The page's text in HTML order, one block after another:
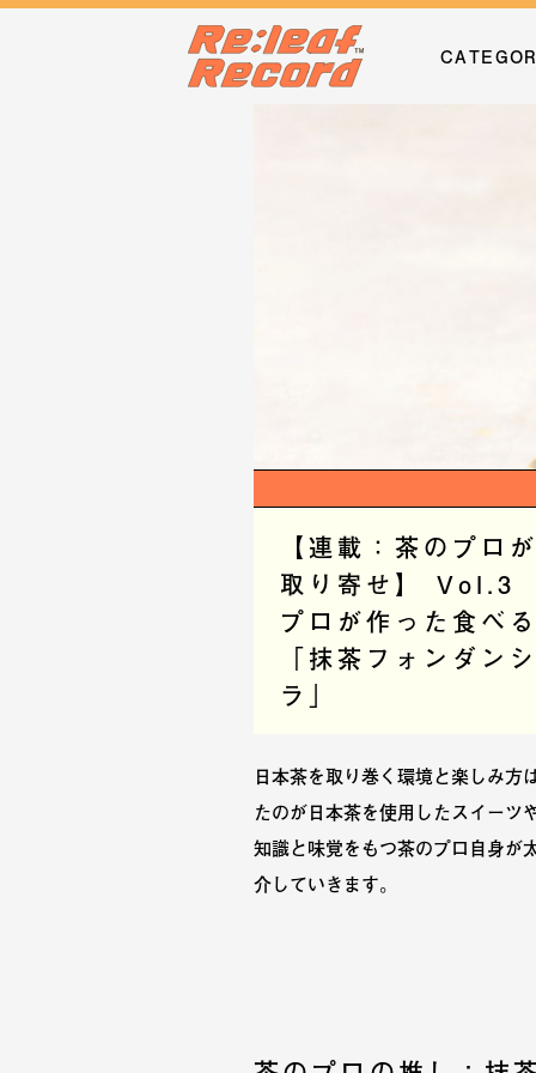
【連載：茶のプロ
取り寄せ】 Vol.3
プロが作った食べ
「抹茶フォンダン
ラ」
日本茶を取り巻く環境と楽しみ方
たのが日本茶を使用したスイーツ
知識と味覚をもつ茶のプロ自身が
介していきます。